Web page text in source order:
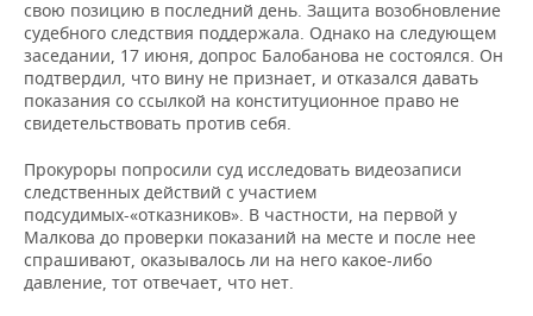
свою позицию в последний день. Защита возобновление
судебного следствия поддержала. Однако на следующем
заседании, 17 июня, допрос Балобанова не состоялся. Он
подтвердил, что вину не признает, и отказался давать
показания со ссылкой на конституционное право не
свидетельствовать против себя.
Прокуроры попросили суд исследовать видеозаписи
следственных действий с участием
подсудимых-«отказников». В частности, на первой у
Малкова до проверки показаний на месте и после нее
спрашивают, оказывалось ли на него какое-либо
давление, тот отвечает, что нет.